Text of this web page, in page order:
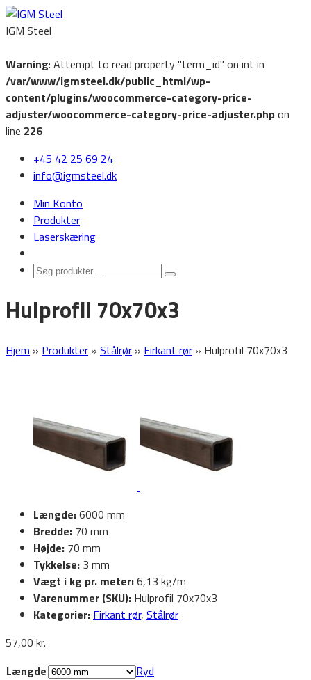
IGM Steel
Warning: Attempt to read property "term_id" on int in
/var/www/igmsteel.dk/public_html/wp-
content/plugins/woocommerce-category-price-
adjuster/woocommerce-category-price-adjuster.phpon
line 226
‭+45 42 25 69 24‬
info@igmsteel.dk
Min Konto
Produkter
Laserskæring
Søg
…
Search
Hulprofil 70x70x3
Hjem » Produkter » Stålrør » Firkant rør » Hulprofil 70x70x3
Længde:6000 mm
Bredde: 70 mm
Højde: 70 mm
Tykkelse: 3 mm
Vægt i kg pr. meter:6,13 kg/m
Varenummer (SKU): Hulprofil 70x70x3
Kategorier: Firkant rør, Stålrør
57,00 kr.
Længde
Ryd